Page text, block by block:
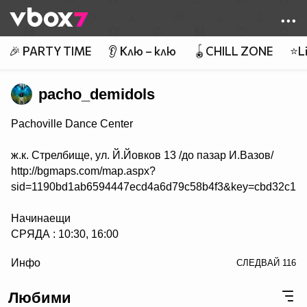
👾
🎉 PARTY TIME 👂 Клю – клю 🪀CHILL ZONE
pacho_demidols
Pachoville Dance Center
ж.к. Стрелбище, ул. Й.Йовков 13 /до пазар И.Вазов/
http://bgmaps.com/map.aspx?
Начинаещи
СРЯДА : 10:30, 16:00
НЕДЕЛЯ : 15:00, 17:00
Напреднали
Инфо СЛЕДВАЙ 116
Любими